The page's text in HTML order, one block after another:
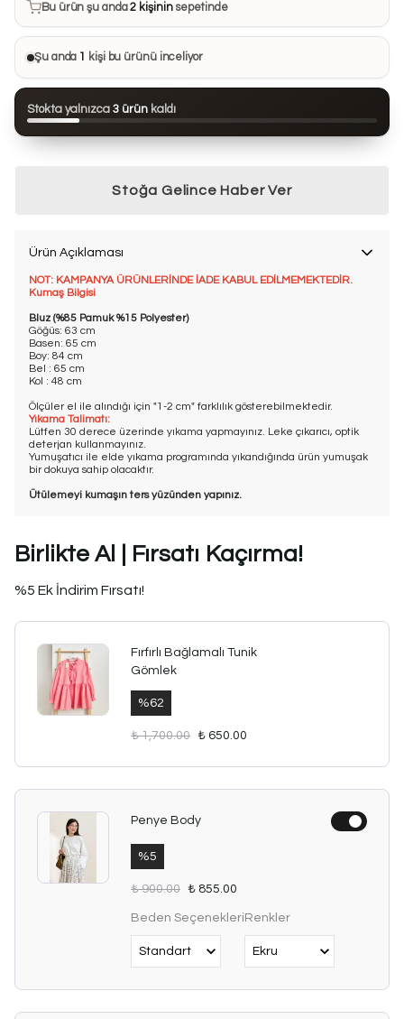
Bu ürün şu anda2 kişininsepetinde
Bu ürünü 23 kişi favorilerine ekledi
Bu ürün son 24 saatte86 kezgörüntülendi
Şu anda 1 kişi bu ürünü inceliyor
Stokta yalnızca 3 ürün kaldı
Stoğa Gelince Haber Ver
Ürün Açıklaması
NOT: KAMPANYA ÜRÜNLERİNDE İADE KABUL EDİLMEMEKTEDİR.
Kumaş Bilgisi
Bluz (%85 Pamuk %15 Polyester)
Göğüs: 63 cm
Basen: 65 cm
Boy: 84 cm
Bel : 65 cm
Kol : 48 cm
Ölçüler el ile alındığı için "1-2 cm" farklılık gösterebilmektedir.
Yıkama Talimatı:
Lütfen 30 derece üzerinde yıkama yapmayınız. Leke çıkarıcı, optik
deterjan kullanmayınız.
Yumuşatıcı ile elde yıkama programında yıkandığında ürün yumuşak
bir dokuya sahip olacaktır.
Ütülemeyi kumaşın ters yüzünden yapınız.
Birlikte Al | Fırsatı Kaçırma!
%5 Ek İndirim Fırsatı!
Fırfırlı Bağlamalı Tunik
Gömlek
%62
₺ 1,700.00 ₺ 650.00
Penye Body
%5
₺ 900.00 ₺ 855.00
Beden Seçenekleri Renkler